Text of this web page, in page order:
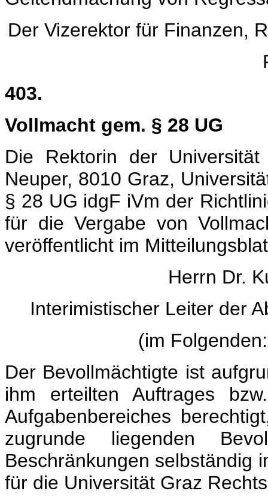
Der Vizerektor für Finanzen,
403.
Vollmacht gem. § 28 UG
Die Rektorin der
Neuper, 8010 Graz,
§ 28 UG idgF iVm der
für die Vergabe von
veröffentlicht im
Herrn Dr.
Interimistischer Leiter der
(im
Der Bevollmächtigte ist
ihm erteilten Auftrages
Aufgabenbereiches
zugrunde liegenden
Beschränkungen selbständig
für die Universität Graz